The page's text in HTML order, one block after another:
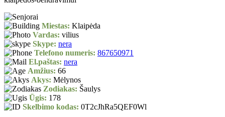
Miestas: Klaipėda
Vardas: vilius
Skype: nera
Telefono numeris: 867650971
El.paštas: nera
Amžius: 66
Akys: Mėlynos
Zodiakas: Šaulys
Ūgis: 178
Skelbimo kodas: 0T2cJhRa5QEF0Wl